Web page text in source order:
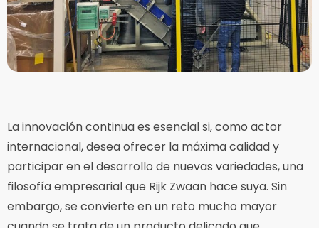
La innovación continua es esencial si, como actor
internacional, desea ofrecer la máxima calidad y
participar en el desarrollo de nuevas variedades, una
filosofía empresarial que Rijk Zwaan hace suya. Sin
embargo, se convierte en un reto mucho mayor